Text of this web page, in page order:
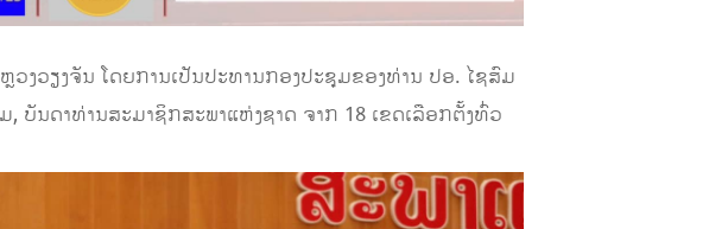
ງວຽງຈັນ ໂດຍການເປັນປະທານກອງປະຊຸມຂອງທ່ານ ປອ. ໄຊສົມ
ບັນດາທ່ານສະມາຊິກສະພາແຫ່ງຊາດ ຈາກ 18 ເຂດເລືອກຕັ້ງທົ່ວ